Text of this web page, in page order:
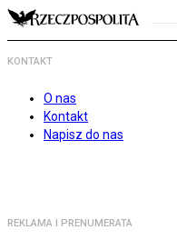
KONTAKT
O nas
Kontakt
Napisz do nas
REKLAMA I PRENUMERATA